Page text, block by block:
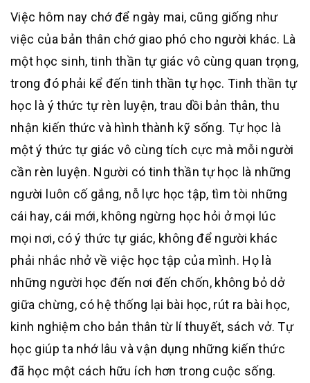
Việc hôm nay chớ để ngày mai, cũng giống như
việc của bản thân chớ giao phó cho người khác. Là
một học sinh, tinh thần tự giác vô cùng quan trọng,
trong đó phải kể đến tinh thần tự học. Tinh thần tự
học là ý thức tự rèn luyện, trau dồi bản thân, thu
nhận kiến thức và hình thành kỹ sống. Tự học là
một ý thức tự giác vô cùng tích cực mà mỗi người
cần rèn luyện. Người có tinh thần tự học là những
người luôn cố gắng, nỗ lực học tập, tìm tòi những
cái hay, cái mới, không ngừng học hỏi ở mọi lúc
mọi nơi, có ý thức tự giác, không để người khác
phải nhắc nhở về việc học tập của mình. Họ là
những người học đến nơi đến chốn, không bỏ dở
giữa chừng, có hệ thống lại bài học, rút ra bài học,
kinh nghiệm cho bản thân từ lí thuyết, sách vở. Tự
học giúp ta nhớ lâu và vận dụng những kiến thức
đã học một cách hữu ích hơn trong cuộc sống.